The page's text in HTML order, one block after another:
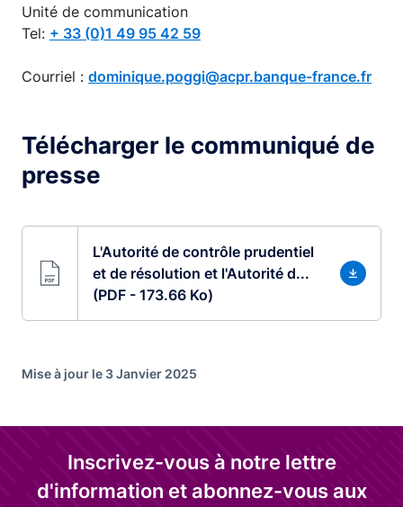
Unité de communication
Tel: + 33 (0)1 49 95 42 59
Courriel : dominique.poggi@acpr.banque-france.fr
Télécharger le communiqué de
presse
L'Autorité de contrôle prudentiel
et de résolution et l'Autorité d...
(PDF - 173.66 Ko)
Mise à jour le 3 Janvier 2025
Inscrivez-vous à notre lettre
d'information et abonnez-vous aux